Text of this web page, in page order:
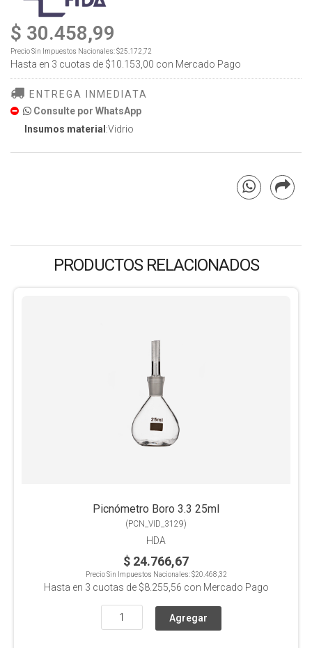
$ 30.458,99
Precio Sin Impuestos Nacionales:$25.172,72
Hasta en 3 cuotas de $10.153,00 con Mercado Pago
ENTREGA INMEDIATA
Consulte por WhatsApp
Insumos material :Vidrio
PRODUCTOS RELACIONADOS
Picnómetro Boro 3.3 25ml
(PCN_VID_3129)
HDA
$ 24.766,67
Precio Sin Impuestos Nacionales:$20.468,32
Hasta en 3 cuotas de $8.255,56 con Mercado Pago